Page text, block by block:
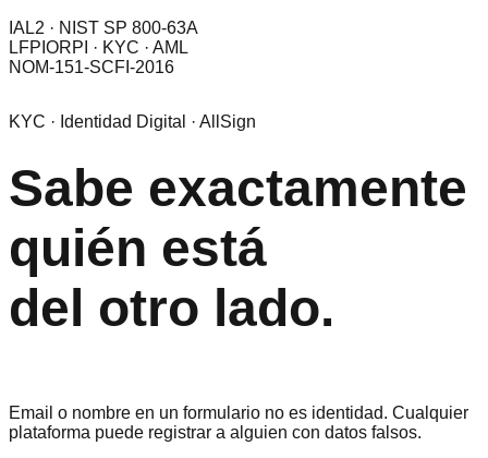
IAL2 · NIST SP 800-63A
LFPIORPI · KYC · AML
NOM-151-SCFI-2016
KYC · Identidad Digital · AllSign
Sabe exactamente
quién está
del otro lado.
Email o nombre en un formulario no es identidad. Cualquier
plataforma puede registrar a alguien con datos falsos.